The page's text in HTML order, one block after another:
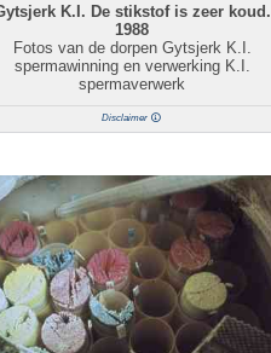
K.I. De stikstof is zeer koud.
1988
Fotos van de dorpen Gytsjerk K.I.
spermawinning en verwerking K.I.
spermaverwerk
Disclaimer